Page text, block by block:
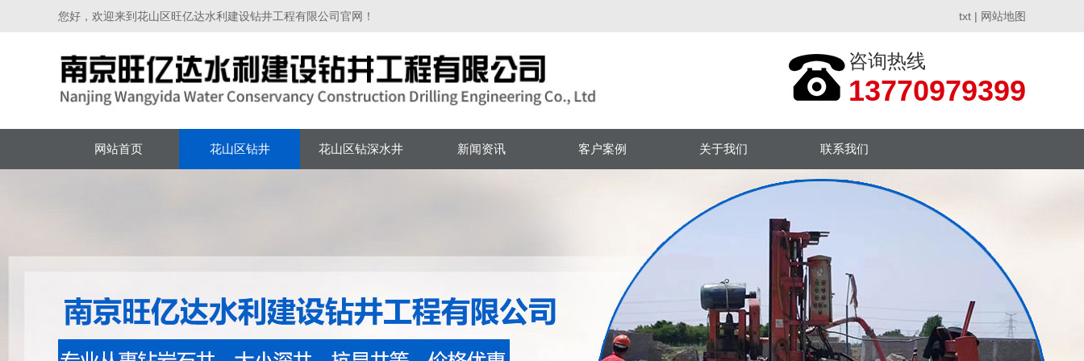
您好，欢迎来到花山区旺亿达水利建设钻井工程有限公司官网！ txt | 网站地图
咨询热线
13770979399
网站首页 花山区钻井 花山区钻深水井 新闻资讯 客户案例 关于我们 联系我们